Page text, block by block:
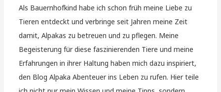
Als Bauernhofkind habe ich schon früh meine Liebe zu
Tieren entdeckt und verbringe seit Jahren meine Zeit
damit, Alpakas zu betreuen und zu pflegen. Meine
Begeisterung für diese faszinierenden Tiere und meine
Erfahrungen in ihrer Haltung haben mich dazu inspiriert,
den Blog Alpaka Abenteuer ins Leben zu rufen. Hier teile